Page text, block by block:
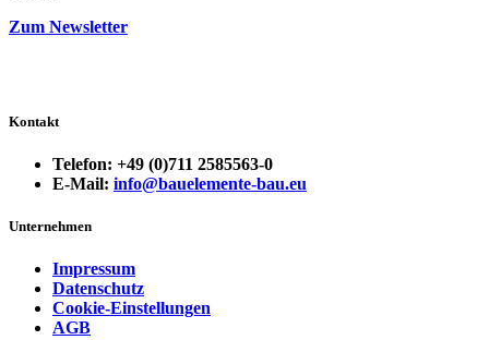
Zum Newsletter
Kontakt
Telefon: +49 (0)711 2585563-0
E-Mail: info@bauelemente-bau.eu
Unternehmen
Impressum
Datenschutz
Cookie-Einstellungen
AGB